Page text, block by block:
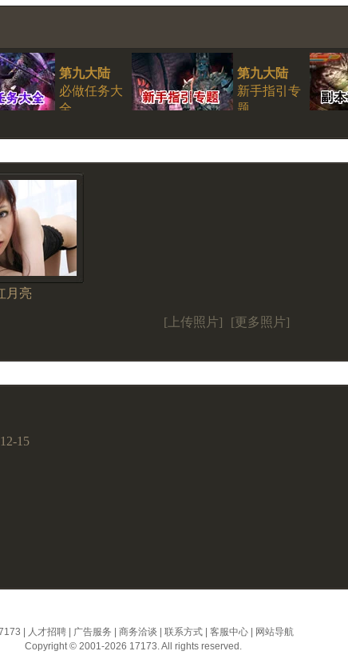
第九大陆
必做任务大
全
第九大陆
新手指引专
题
月亮
[上传照片] [更多照片]
15
人才招聘| 广告服务 商务洽谈 联系方式| 客服中心|
网站导航
Copyright © 2001-2026 17173. All rights reserved.